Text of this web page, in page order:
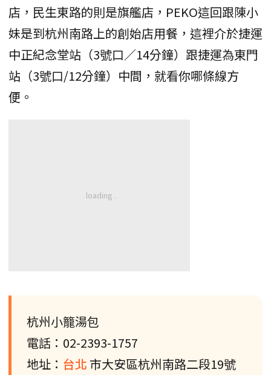
店，民生東路的則是旗艦店，PEKO這回跟陳小
妹是到杭州南路上的創始店用餐，這裡介於捷運
中正紀念堂站（3號口／14分鐘）跟捷運為東門
站（3號口/12分鐘）中間，就看你哪條線方
便。
杭州小籠湯包
電話：02-2393-1757
地址： 台北市大安區杭州南路二段19號